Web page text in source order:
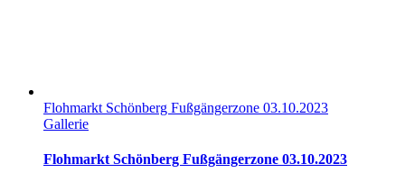
Flohmarkt Schönberg Fußgängerzone 03.10.2023
Gallerie
Flohmarkt Schönberg Fußgängerzone 03.10.2023